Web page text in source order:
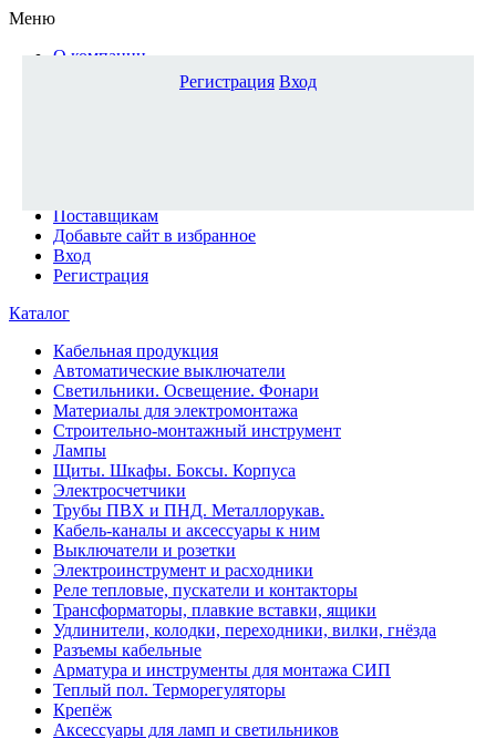
Меню
О компании
Доставка и оплата
Поставщикам
Добавьте сайт в избранное
Вход
Регистрация
Каталог
Кабельная продукция
Автоматические выключатели
Светильники. Освещение. Фонари
Материалы для электромонтажа
Строительно-монтажный инструмент
Лампы
Щиты. Шкафы. Боксы. Корпуса
Электросчетчики
Трубы ПВХ и ПНД. Металлорукав.
Кабель-каналы и аксессуары к ним
Выключатели и розетки
Электроинструмент и расходники
Реле тепловые, пускатели и контакторы
Трансформаторы, плавкие вставки, ящики
Удлинители, колодки, переходники, вилки, гнёзда
Разъемы кабельные
Арматура и инструменты для монтажа СИП
Теплый пол. Терморегуляторы
Крепёж
Аксессуары для ламп и светильников
Регистрация Вход